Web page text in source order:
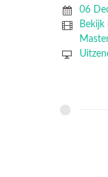
06
Bekijk